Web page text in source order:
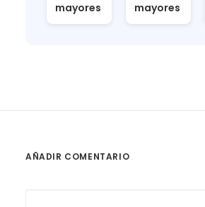
mayores
mayores
AÑADIR COMENTARIO